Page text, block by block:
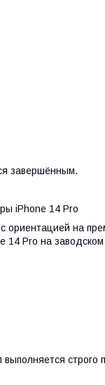
завершённым.
iPhone 14 Pro
на
14 Pro на
строго